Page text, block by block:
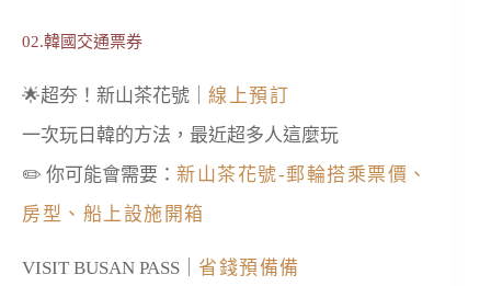
02.韓國交通票券
🌟超夯！新山茶花號｜ 線上預訂
一次玩日韓的方法，最近超多人這麼玩
✏️ 你可能會需要： 新山茶花號-郵輪搭乘票價、
房型、船上設施開箱
VISIT BUSAN PASS｜ 省錢預備備